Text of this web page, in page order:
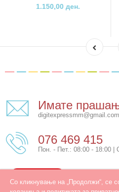
Со кликнување на „Продолжи“, се
1.150,00 ден.
Имате
digitexpressmm@gmail.com
076 469 415
Пон. - Пет.: 08:00 - 18:00 |